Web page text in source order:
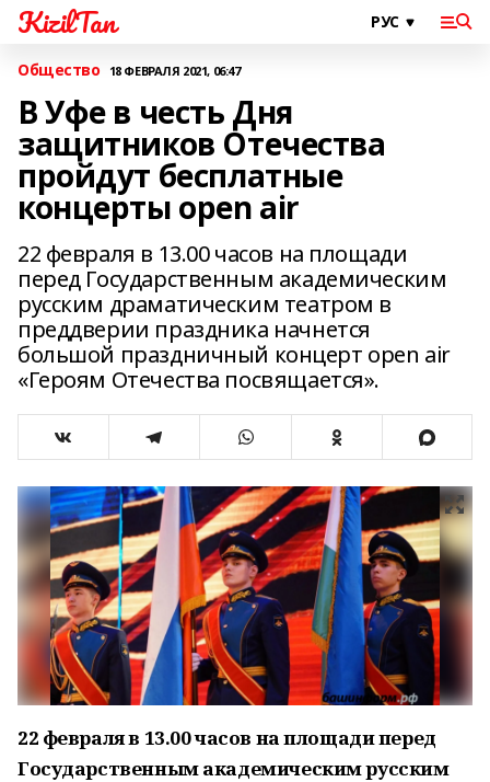
KizilTan
Общество 18 ФЕВРАЛЯ 2021, 06:47
В Уфе в честь Дня
защитников Отечества
пройдут бесплатные
концерты open air
22 февраля в 13.00 часов на площади
перед Государственным академическим
русским драматическим театром в
преддверии праздника начнется
большой праздничный концерт open air
«Героям Отечества посвящается».
22 февраля в 13.00 часов на площади перед
Государственным академическим русским